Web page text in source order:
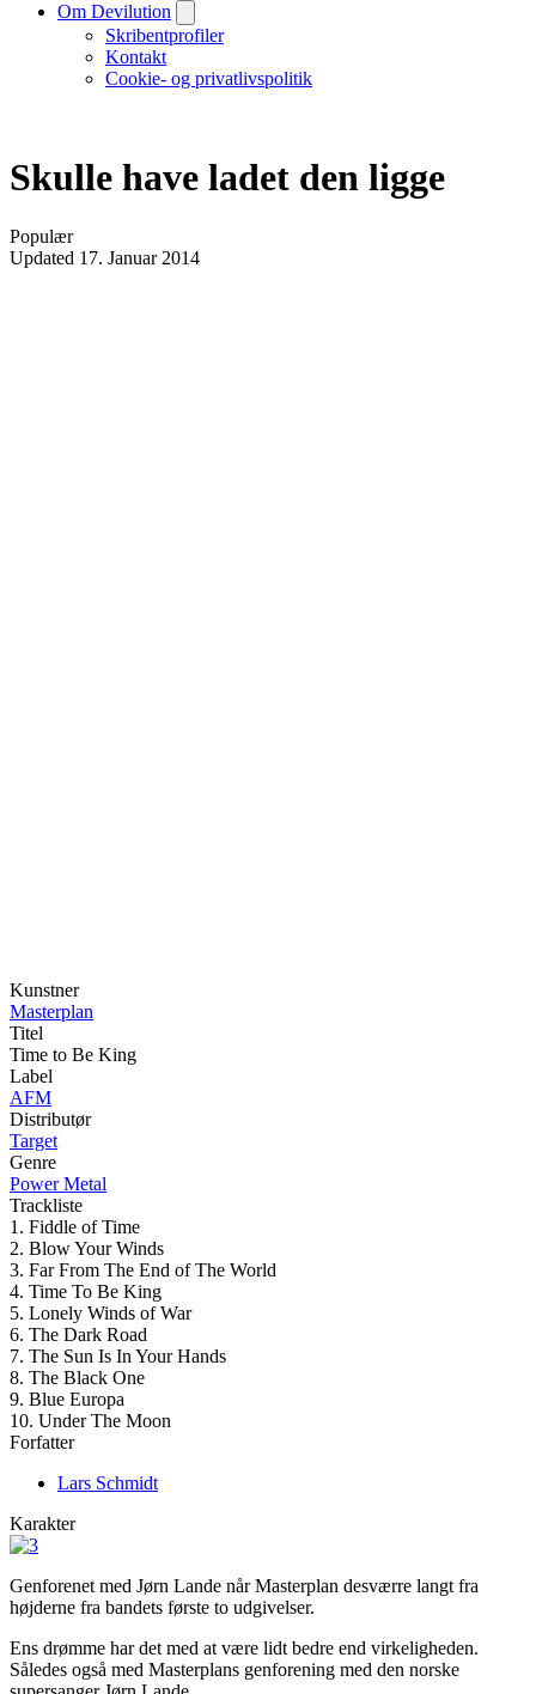
Om Devilution
Skribentprofiler
Kontakt
Cookie- og privatlivspolitik
Skulle have ladet den ligge
Populær
Updated 17. Januar 2014
Kunstner
Masterplan
Titel
Time to Be King
Label
AFM
Distributør
Target
Genre
Power Metal
Trackliste
1. Fiddle of Time
2. Blow Your Winds
3. Far From The End of The World
4. Time To Be King
5. Lonely Winds of War
6. The Dark Road
7. The Sun Is In Your Hands
8. The Black One
9. Blue Europa
10. Under The Moon
Forfatter
Lars Schmidt
Karakter
Genforenet med Jørn Lande når Masterplan desværre langt fra
højderne fra bandets første to udgivelser.
Ens drømme har det med at være lidt bedre end virkeligheden.
Således også med Masterplans genforening med den norske